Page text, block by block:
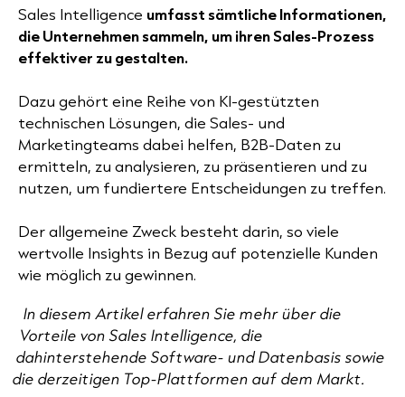
Sales Intelligence umfasst sämtliche Informationen,
die Unternehmen sammeln, um ihren Sales-Prozess
effektiver zu gestalten.
Dazu gehört eine Reihe von KI-gestützten
technischen Lösungen, die Sales- und
Marketingteams dabei helfen, B2B-Daten zu
ermitteln, zu analysieren, zu präsentieren und zu
nutzen, um fundiertere Entscheidungen zu treffen.
Der allgemeine Zweck besteht darin, so viele
wertvolle Insights in Bezug auf potenzielle Kunden
wie möglich zu gewinnen.
In diesem Artikel erfahren Sie mehr über die
Vorteile von Sales Intelligence, die
dahinterstehende Software- und Datenbasis sowie
die derzeitigen Top-Plattformen auf dem Markt.